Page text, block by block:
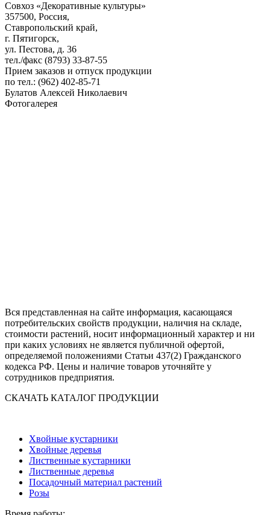
Совхоз «Декоративные культуры»
357500, Россия,
Ставропольский край,
г. Пятигорск,
ул. Пестова, д. 36
тел./факс (8793) 33-87-55
Прием заказов и отпуск продукции
по тел.: (962) 402-85-71
Булатов Алексей Николаевич
Фотогалерея
Вся представленная на сайте информация, касающаяся
потребительских свойств продукции, наличия на складе,
стоимости растений, носит информационный характер и ни
при каких условиях не является публичной офертой,
определяемой положениями Статьи 437(2) Гражданского
кодекса РФ. Цены и наличие товаров уточняйте у
сотрудников предприятия.
СКАЧАТЬ КАТАЛОГ ПРОДУКЦИИ
Хвойные кустарники
Хвойные деревья
Лиственные кустарники
Лиственные деревья
Посадочный материал растений
Розы